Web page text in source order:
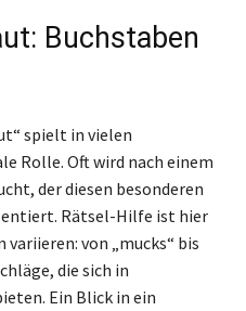
Buchstaben
spielt in vielen
Rolle. Oft wird nach einem
der diesen besonderen
Rätsel-Hilfe ist hier
von „mucks“ bis
die sich in
Ein Blick in ein